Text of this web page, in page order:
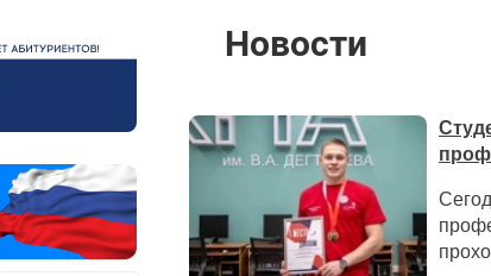
Новости